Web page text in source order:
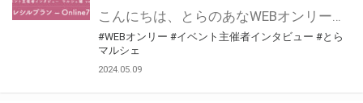
こんにちは、とらのあなWEBオンリー運営スタッフです。 新たにお届けする、イベント主催者インタビュー-マルシェ編-は、 とらのあなWEBオンリー「マルシェ」をご利用した主催様に 「マルシェ」を使って開催した感想や心がけをお聞きする企画です。 今回は、WEBオンリー開催7回目迎えた「マレシルプラン – Online7 –」より、 主催の玉川うた様にお話を伺いました。 ▼マレシルプランのインタビュー前回記事 「イベント主催者インタビュー vol.6」はこちら 協力：玉川うた様（マレシルプラン実行委員会 代表）／イベント公式Twitter（@mallesil_plan） とらのあなWEBオンリー「マルシェ」とは？ WEBオンリーでリアルタイムでコミュニケーションがとれるオンライン会場です。
#WEBオンリー #イベント主催者インタビュー #とら
マルシェ
2024.05.09